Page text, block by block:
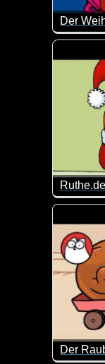
Oh
Auch
Der